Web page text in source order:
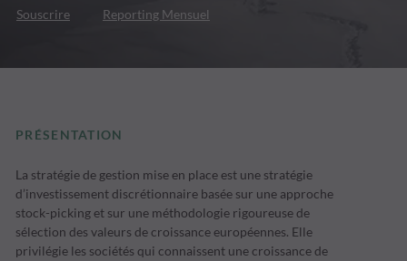
Souscrire Reporting Mensuel
PRÉSENTATION
La stratégie de gestion mise en place est une stratégie
d’investissement discrétionnaire basée sur une approche
stock-picking et sur une méthodologie rigoureuse de
sélection des valeurs de croissance européennes. Elle
privilégie les sociétés qui connaissent une croissance de